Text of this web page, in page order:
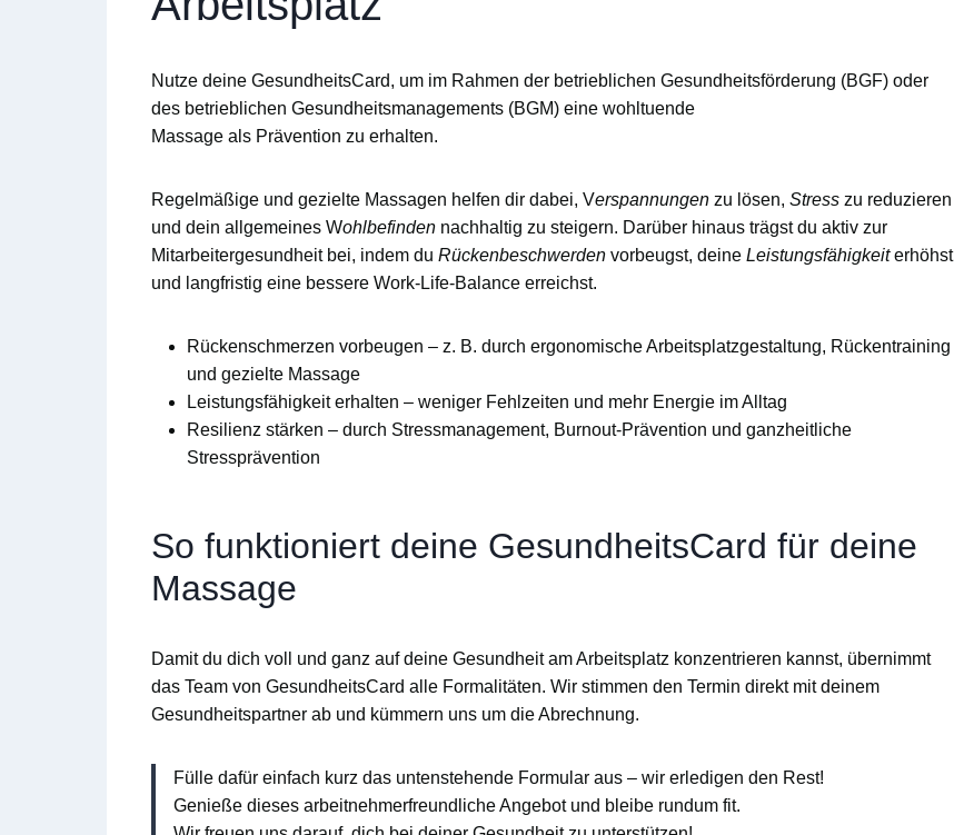
Nutze deine GesundheitsCard, um im Rahmen der betrieblichen Gesundheitsförderung (BGF) oder
des betrieblichen Gesundheitsmanagements (BGM) eine wohltuende
Massage als Prävention zu erhalten.
Regelmäßige und gezielte Massagen helfen dir dabei, Verspannungen zu lösen, Stress zu reduzieren
und dein allgemeines Wohlbefinden nachhaltig zu steigern. Darüber hinaus trägst du aktiv zur
Mitarbeitergesundheitbei, indem du Rückenbeschwerden vorbeugst, deine Leistungsfähigkeiterhöhst
und langfristig eine bessere Work-Life-Balance erreichst.
Rückenschmerzen vorbeugen – z. B. durch ergonomische Arbeitsplatzgestaltung, Rückentraining
und gezielte Massage
Leistungsfähigkeit erhalten – weniger Fehlzeiten und mehr Energie im Alltag
Resilienz stärken – durch Stressmanagement, Burnout-Prävention und ganzheitliche
Stressprävention
So funktioniert deine GesundheitsCard für deine
Massage
Damit du dich voll und ganz auf deine Gesundheit am Arbeitsplatz konzentrieren kannst, übernimmt
das Team von GesundheitsCard alle Formalitäten. Wir stimmen den Termin direkt mit deinem
Gesundheitspartner ab und kümmern uns um die Abrechnung.
Fülle dafür einfach kurz das untenstehende Formular aus – wir erledigen den Rest!
Genieße dieses arbeitnehmerfreundliche Angebot und bleibe rundum fit.